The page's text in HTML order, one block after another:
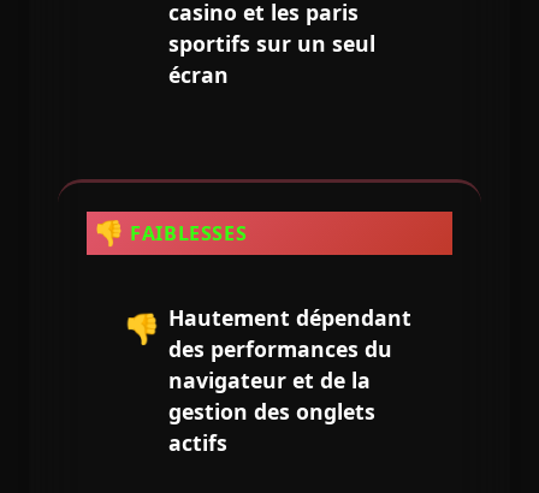
casino et les paris
sportifs sur un seul
écran
👎 FAIBLESSES
👎 Hautement dépendant
des performances du
navigateur et de la
gestion des onglets
actifs